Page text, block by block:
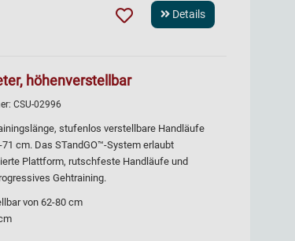
Details
höhenverstellbar
CSU-02996
stufenlos verstellbare Handläufe
cm. Das STandGO™-System erlaubt
Plattform, rutschfeste Handläufe und
Gehtraining.
von 62-80 cm